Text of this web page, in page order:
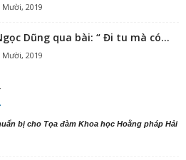
Mười, 2019
Dũng qua bài: “ Đi tu mà có...
Mười, 2019
bị cho Tọa đàm Khoa học Hoằng pháp Hải